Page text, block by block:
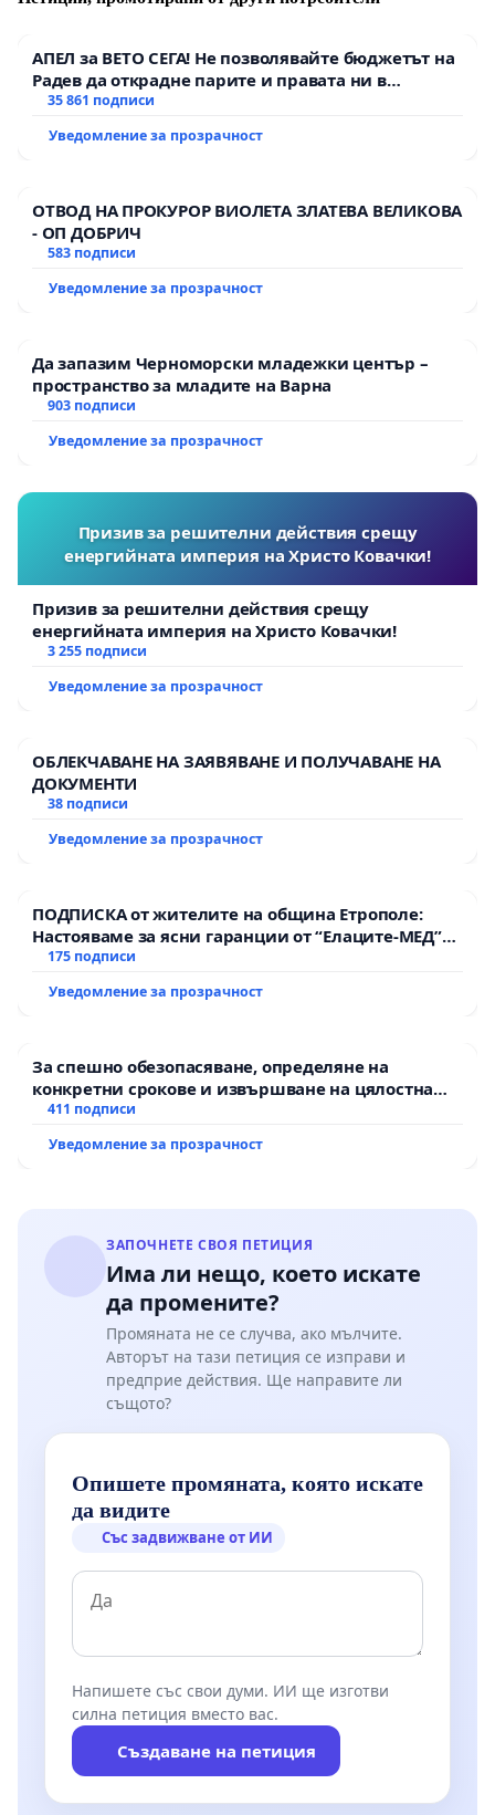
АПЕЛ за ВЕТО СЕГА! Не позволявайте бюджетът на
Радев да открадне парите и правата ни в
тъмното
35 861 подписи
Уведомление за прозрачност
ОТВОД НА ПРОКУРОР ВИОЛЕТА ЗЛАТЕВА ВЕЛИКОВА
- ОП ДОБРИЧ
583 подписи
Уведомление за прозрачност
Да запазим Черноморски младежки център –
пространство за младите на Варна
903 подписи
Уведомление за прозрачност
Призив за решителни действия срещу
енергийната империя на Христо Ковачки!
Призив за решителни действия срещу
енергийната империя на Христо Ковачки!
3 255 подписи
Уведомление за прозрачност
ОБЛЕКЧАВАНЕ НА ЗАЯВЯВАНЕ И ПОЛУЧАВАНЕ НА
ДОКУМЕНТИ
38 подписи
Уведомление за прозрачност
ПОДПИСКА от жителите на община Етрополе:
Настояваме за ясни гаранции от “Елаците-МЕД”
АД и от държавата, че ще се изпълнят всички
175 подписи
Уведомление за прозрачност
За спешно обезопасяване, определяне на
конкретни срокове и извършване на цялостна
рехабилитация на републиканския път между
Мирово - к.к. Момин проход
411 подписи
Уведомление за прозрачност
ЗАПОЧНЕТЕ СВОЯ ПЕТИЦИЯ
Има ли нещо, което искате
да промените?
Промяната не се случва, ако мълчите.
Авторът на тази петиция се изправи и
предприе действия. Ще направите ли
същото?
Опишете промяната, която искате
да видите
Със задвижване от ИИ
Напишете със свои думи. ИИ ще изготви
силна петиция вместо вас.
Създаване на петиция